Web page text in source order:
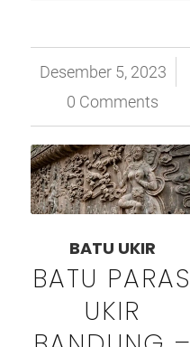
Desember 5, 2023
/
0 Comments
BATU UKIR
BATU PARAS
UKIR